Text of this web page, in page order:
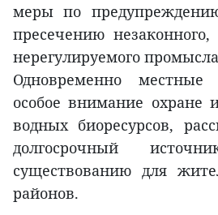
меры по
пресечению
нерегулируемого
Одновременно местные
особое внимание охране
водных биоресурсов,
долгосрочный
существованию для
районов.